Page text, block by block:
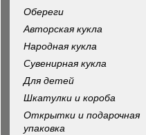
Обереги
Авторская кукла
Народная кукла
Сувенирная кукла
Для детей
Шкатулки и короба
Открытки и подарочная
упаковка